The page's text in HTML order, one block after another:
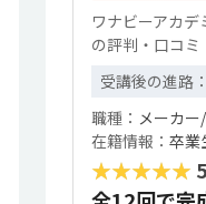
ワナビーアカ
の評判・口コミ
受講後の進路：
職種： メーカ
在籍情報： 卒業
★★★★★